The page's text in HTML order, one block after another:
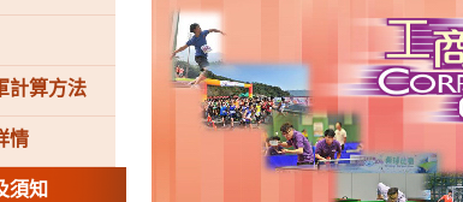
計算方法
情
須知